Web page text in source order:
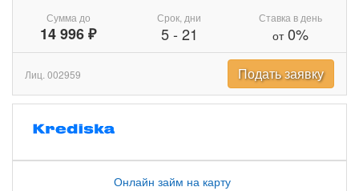
Сумма до
14 996 ₽
Срок, дни
5- 21
Ставка в день
от0%
Лиц. 002959 Подать заявку
Онлайн займ на карту